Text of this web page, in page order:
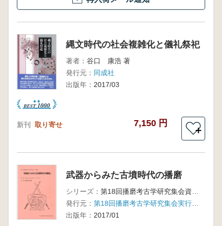
縄文時代の社会複雑化と儀礼祭祀
著者： 谷口 康浩 著
発行元： 同成社
出版年： 2017/03
新刊 取り寄せ 7,150 円
＋
武器からみた古墳時代の播磨
シリーズ：
発行元：
第18回播磨考古学研究集会実行委員会
出版年： 2017/01